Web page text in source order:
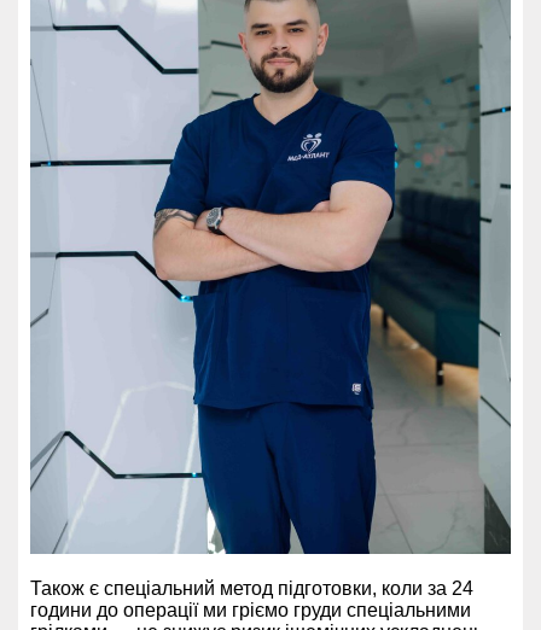
Також є спеціальний метод підготовки, коли за 24
години до операції ми гріємо груди спеціальними